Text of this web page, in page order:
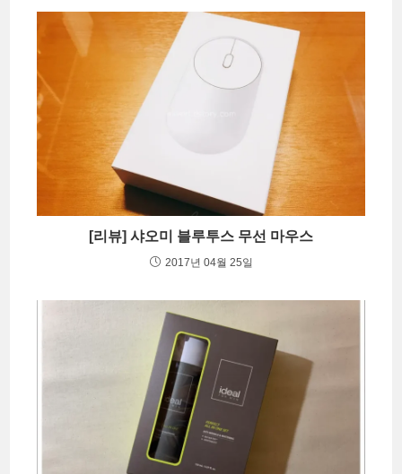
[리뷰] 샤오미 블루투스 무선 마우스
2017년 04월 25일